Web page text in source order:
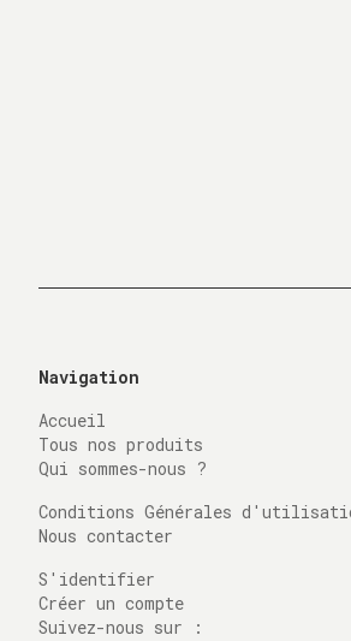
Navigation
Accueil
Tous nos produits
Qui sommes-nous ?
Conditions Générales
Nous contacter
S'identifier
Créer un compte
Suivez-nous sur :